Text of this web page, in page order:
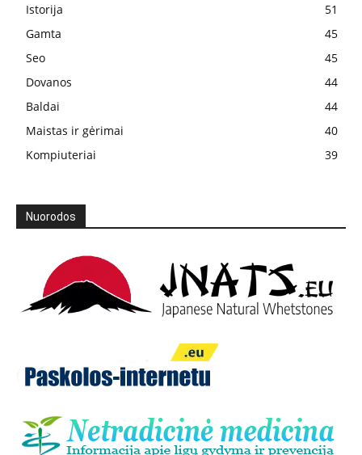
Istorija
51
Gamta
45
Seo
45
Dovanos
44
Baldai
44
Maistas ir gėrimai
40
Kompiuteriai
39
Nuorodos